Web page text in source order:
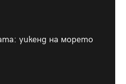
уикенд на морето